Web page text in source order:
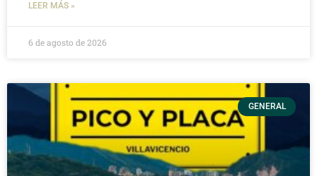
LEER MÁS »
6 de agosto de 2026
GENERAL